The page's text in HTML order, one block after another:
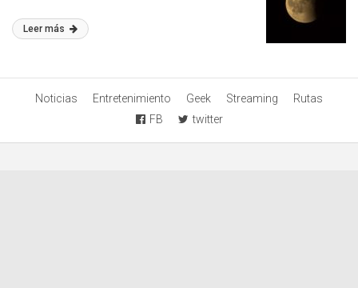
Leer más
Noticias Entretenimiento Geek Streaming
Rutas
FB
twitter